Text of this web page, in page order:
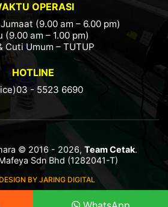
OPERASI
(9.00 am – 6.00 pm)
(9.00 am – 1.00 pm)
Cuti Umum – TUTUP
HOTLINE
- 5523 6690
© 2016 - 2026, Team Cetak.
Sdn Bhd (1282041-T)
BY JARING DIGITAL